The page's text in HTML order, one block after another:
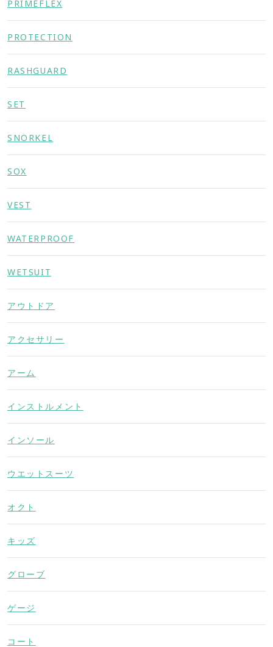
PRIMEFLEX
PROTECTION
RASHGUARD
SET
SNORKEL
SOX
VEST
WATERPROOF
WETSUIT
アウトドア
アクセサリー
アーム
インストルメント
インソール
ウエットスーツ
オクト
キッズ
グローブ
ゲージ
コート